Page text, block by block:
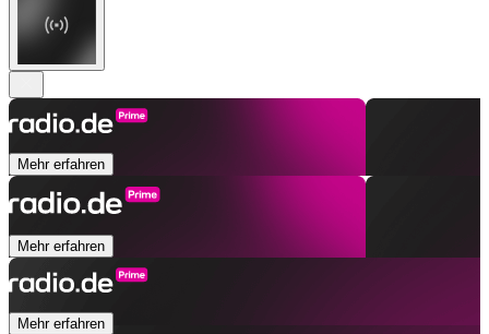
Mehr erfahren
Mehr erfahren
Mehr erfahren